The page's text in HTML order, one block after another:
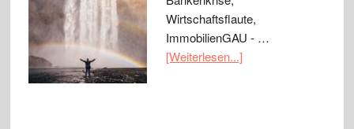
Wirtschaftsflaute,
ImmobilienGAU - …
[Weiterlesen...]